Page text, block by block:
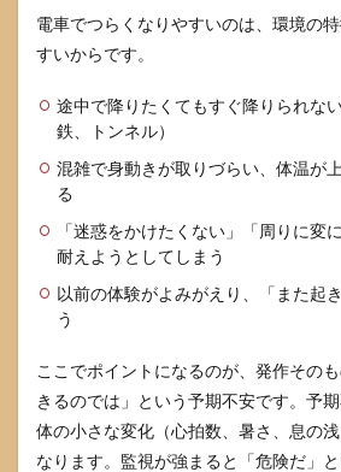
きて
も困
い
「説
明テ
ンプ
レ」
電車
での
回避
を増
やさ
れる
よう
る練
習法
電車でつらくなりやすいのは、環境の
すいからです。
途中で降りたくてもすぐ降りられな
鉄、トンネル）
混雑で身動きが取りづらい、体温が
る
「迷惑をかけたくない」「周りに変
耐えようとしてしまう
以前の体験がよみがえり、「また起
う
ここでポイントになるのが、発作その
きるのでは」という予期不安です。予
体の小さな変化（心拍数、暑さ、息の
なります。監視が強まると「危険だ」